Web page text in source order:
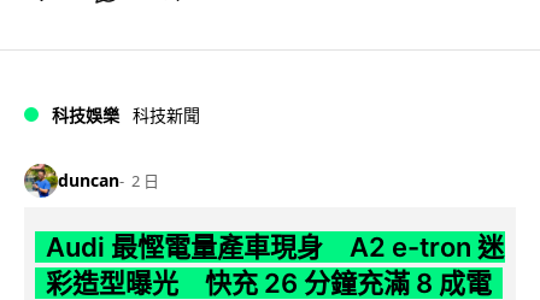
科技娛樂 科技新聞
duncan 2 日
Audi 最慳電量產車現身 A2 e-tron 迷
彩造型曝光 快充 26 分鐘充滿 8 成電